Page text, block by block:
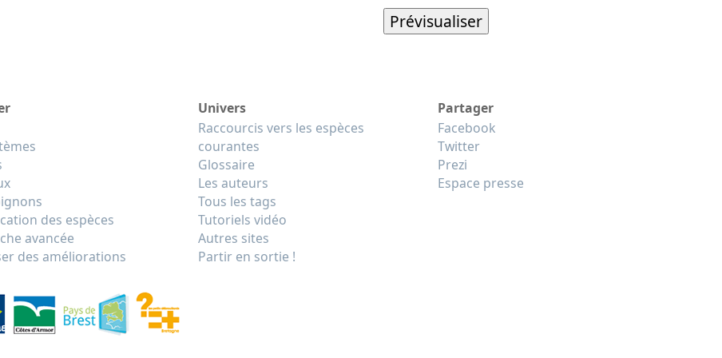
des espèces
avancée
des améliorations
Univers
Raccourcis vers les espèces
courantes
Glossaire
Les auteurs
Tous les tags
Tutoriels vidéo
Autres sites
Partir en sortie !
Partager
Facebook
Twitter
Prezi
Espace presse